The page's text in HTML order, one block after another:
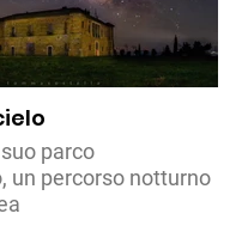
parco
un percorso notturno